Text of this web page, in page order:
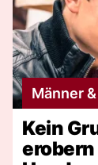
Männer
Kein
erobern